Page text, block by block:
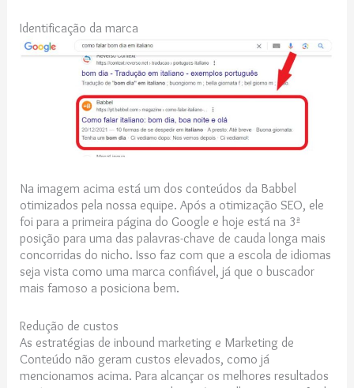
Identificação da marca
Na imagem acima está um dos conteúdos da Babbel
otimizados pela nossa equipe. Após a otimização SEO, ele
foi para a primeira página do Google e hoje está na 3ª
posição para uma das palavras-chave de cauda longa mais
concorridas do nicho. Isso faz com que a escola de idiomas
seja vista como uma marca confiável, já que o buscador
mais famoso a posiciona bem.
Redução de custos
As estratégias de inbound marketing e Marketing de
Conteúdo não geram custos elevados, como já
mencionamos acima. Para alcançar os melhores resultados